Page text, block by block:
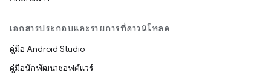
เอกสารประกอบและรายการที่ดาวน์โหลด
คู่มือ Android Studio
คู่มือนักพัฒนาซอฟต์แวร์